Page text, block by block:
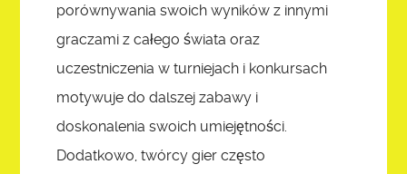
porównywania swoich wyników z innymi
graczami z całego świata oraz
uczestniczenia w turniejach i konkursach
motywuje do dalszej zabawy i
doskonalenia swoich umiejętności.
Dodatkowo, twórcy gier często